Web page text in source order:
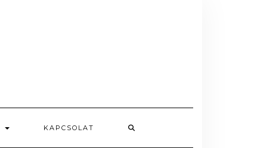
KAPCSOLAT